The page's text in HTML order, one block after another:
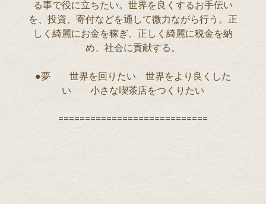
る事で役に立ちたい。世界を良くするお手伝い
を、投資、寄付などを通して微力ながら行う。正
しく綺麗にお金を稼ぎ、正しく綺麗に税金を納
め、社会に貢献する。
●夢 世界を回りたい 世界をより良くした
い 小さな喫茶店をつくりたい
============================